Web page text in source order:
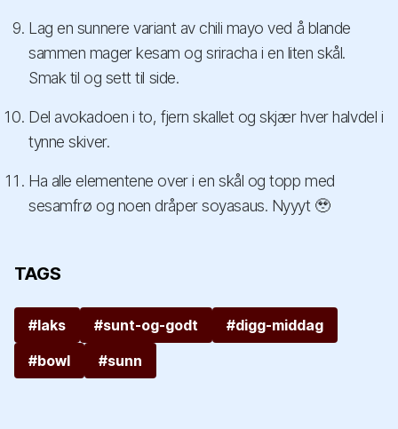
Lag en sunnere variant av chili mayo ved å blande
sammen mager kesam og sriracha i en liten skål.
Smak til og sett til side.
Del avokadoen i to, fjern skallet og skjær hver halvdel i
tynne skiver.
Ha alle elementene over i en skål og topp med
sesamfrø og noen dråper soyasaus. Nyyyt 🥹
TAGS
#laks #sunt-og-godt
#digg-middag
#bowl
#sunn